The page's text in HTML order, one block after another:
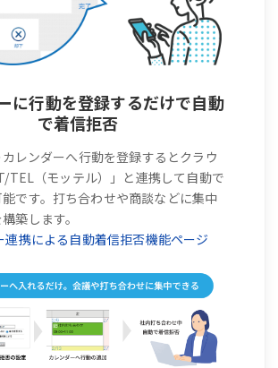
に行動を登録するだけで自動
で着信拒否
レンダーへ行動を登録するとクラウ
TEL（モッテル）」と連携して自動で
です。打ち合わせや商談などに集中
築します。
連携による自動着信拒否機能ページ